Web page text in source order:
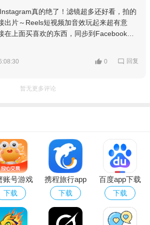
★★★★★
全球火爆短视频平台，创意
特效多
★★★★☆ 阅后即焚，趣味AR滤镜
★★★★☆
真的绝了！滤镜超多还好看，拍的
出片～Reels短视频加音效玩起来超有意
在上面买喜欢的东西，同步到Facebook也
都停不下来，五星必须安排！
0 回复
暂无更多评论
账号游戏
交易平台
下载安装
最新版本
下载
携程旅行app
官方下载安卓
手机版
下载
百度app下载
安装官方免费
版
下载